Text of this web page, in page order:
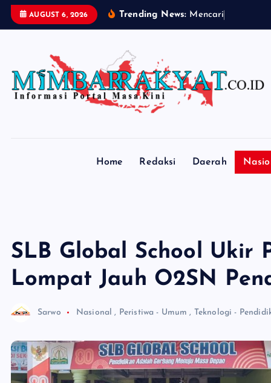
AUGUST 6, 2026 Trending News: M encari
Home Redaksi Daerah
SLB Global School Ukir
Lompat Jauh O2SN
Sarwo Nasional , Peristiwa - Umum , Teknologi -